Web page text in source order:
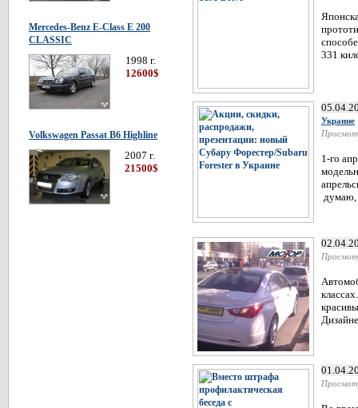
Mercedes-Benz E-Class E 200
CLASSIC
1998 г.
12600$
Volkswagen Passat В6 Highline
2007 г.
21500$
331
Украине
1-го
думаю,